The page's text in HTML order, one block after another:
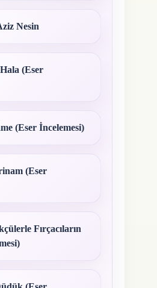
Nesin
(Eser
(Eser İncelemesi)
(Eser
Fırçacıların